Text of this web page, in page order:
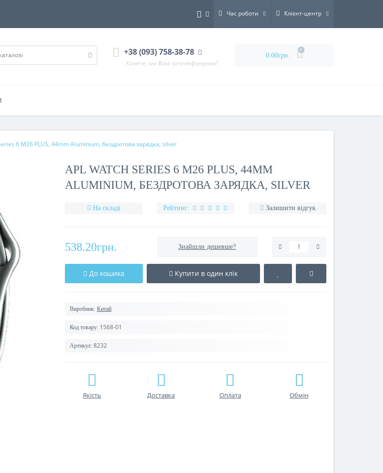
Час роботи Клієнт-центр
+38 (093) 758-38-78
Хочете, ми Вам зателефонуємо?
0.00грн.
0
6 M26 PLUS, 44mm Aluminium, бездротова зарядка, silver
APL WATCH SERIES 6 M26 PLUS, 44MM
ALUMINIUM, БЕЗДРОТОВА ЗАРЯДКА, SILVER
На складі Рейтинг: Залишити відгук
538.20грн. Знайшли дешевше?
До кошика Купити в один клік
Виробник: Китай
Код товару: 1568-01
Артикул: 8232
Якість Доставка Оплата Обмін